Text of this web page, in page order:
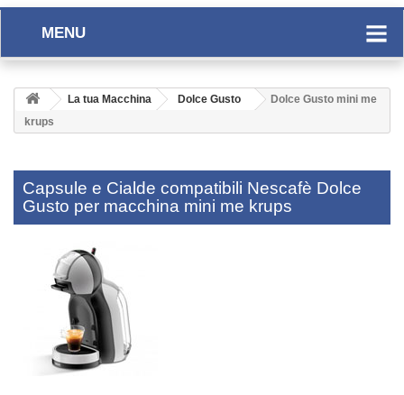
MENU
La tua Macchina Dolce Gusto
Dolce Gusto mini me
krups
Capsule e Cialde compatibili Nescafè Dolce
Gusto per macchina mini me krups